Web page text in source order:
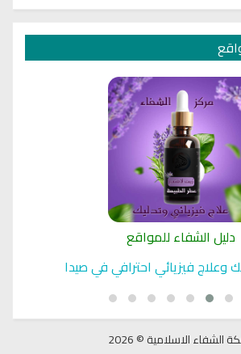
دليل الشفاء للمواقع
وعلاج فيزيائي احترافي في صيدا
الشفاء الاسلامية © 2026